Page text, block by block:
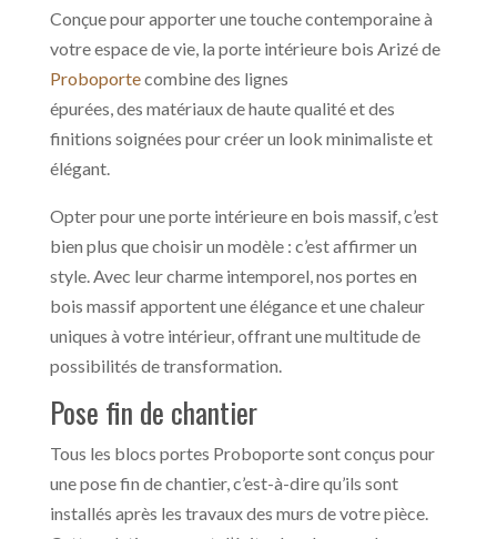
Conçue pour apporter une touche contemporaine à
votre espace de vie, la porte intérieure bois Arizé de
Proboportecombine des lignes
épurées, des matériaux de haute qualité et des
finitions soignées pour créer un look minimaliste et
élégant.
Opter pour une porte intérieure en bois massif, c’est
bien plus que choisir un modèle : c’est affirmer un
style. Avec leur charme intemporel, nos portes en
bois massif apportent une élégance et une chaleur
uniques à votre intérieur, offrant une multitude de
possibilités de transformation.
Pose fin de chantier
Tous les blocs portes Proboporte sont conçus pour
une pose fin de chantier, c’est-à-dire qu’ils sont
installés après les travaux des murs de votre pièce.